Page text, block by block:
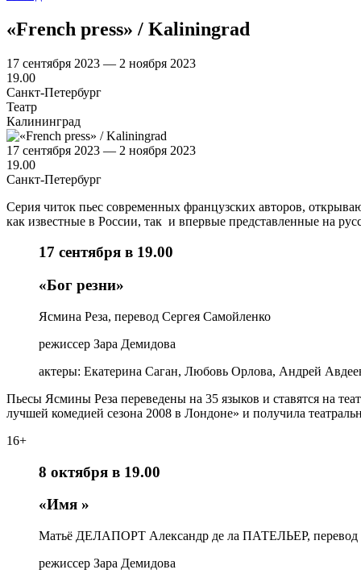
«French press» / Kaliningrad
17 сентября 2023 — 2 ноября 2023
19.00
Санкт-Петербург
Театр
Калининград
17 сентября 2023 — 2 ноября 2023
19.00
Санкт-Петербург
Серия читок пьес современных французских авторов,
как известные в России, так и впервые представленные на
17 сентября в 19.00
«Бог резни»
Ясмина Реза, перевод Сергея Самойленко
режиссер Зара Демидова
актеры: Екатерина Саган, Любовь Орлова, Андрей
Пьесы Ясмины Реза переведены на 35 языков и ставятся на
лучшей комедией сезона 2008 в Лондоне» и получила
16+
8 октября в 19.00
«Имя »
Матьё ДЕЛАПОРТ Aлександр де ла ПАТЕЛЬЕР,
режиссер Зара Демидова